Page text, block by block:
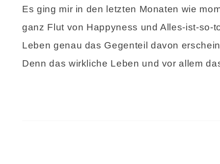
Es ging mir in den letzten Monaten wie
ganz Flut von Happyness und Alles-ist-so-
Leben genau das Gegenteil davon
Denn das wirkliche Leben und vor allem